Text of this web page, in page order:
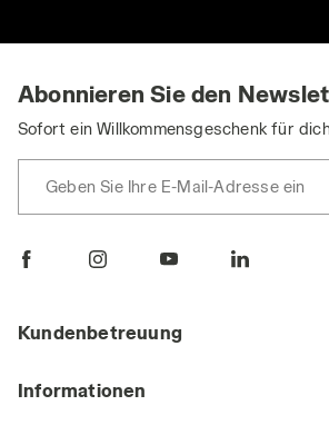
Abonnieren Sie den
Sofort ein Willkommensgeschenk für
Geben Sie Ihre E-Mail-Adresse ein
Kundenbetreuung
Informationen